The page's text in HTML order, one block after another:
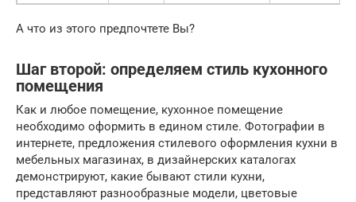
А что из этого предпочтете Вы?
Шаг второй: определяем стиль кухонного
помещения
Как и любое помещение, кухонное помещение
необходимо оформить в едином стиле. Фотографии в
интернете, предложения стилевого оформления кухни в
мебельных магазинах, в дизайнерских каталогах
демонстрируют, какие бывают стили кухни,
представляют разнообразные модели, цветовые